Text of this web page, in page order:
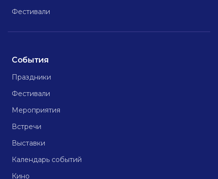
Фестивали
События
Праздники
Фестивали
Мероприятия
Встречи
Выставки
Календарь событий
Кино